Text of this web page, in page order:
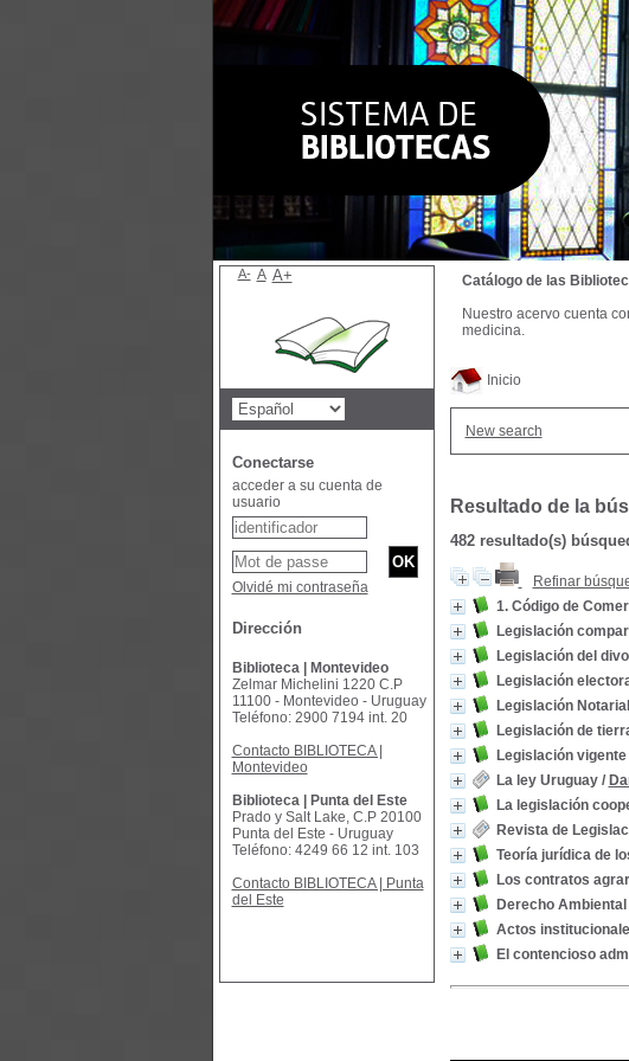
Inicio
New search
Resultado de la
482 resultado(s)
Refinar
1. Código de
Legislación
Legislación del
Legislación
Legislación
Legislación de
Legislación
La ley Uruguay/
La legislación
Revista de
Teoría jurídica de
Los contratos
Derecho Ambiental
Actos
El contencioso
Catálogo de las
Nuestro acervo cuenta
medicina.
A- A A+
Conectarse
acceder a su cuenta de
usuario
Olvidé mi contraseña
Dirección
Biblioteca | Montevideo
Zelmar Michelini 1220 C.P
11100 - Montevideo - Uruguay
Teléfono: 2900 7194 int. 20
Contacto BIBLIOTECA |
Montevideo
Biblioteca | Punta del Este
Prado y Salt Lake, C.P 20100
Punta del Este - Uruguay
Teléfono: 4249 66 12 int. 103
Contacto BIBLIOTECA | Punta
del Este